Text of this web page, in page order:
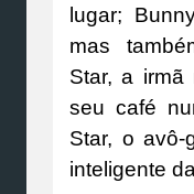
lugar;
mas
Star, a
seu café
Star, o avô-
inteligente